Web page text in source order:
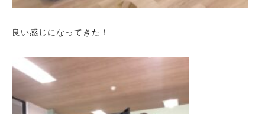
良い感じになってきた！